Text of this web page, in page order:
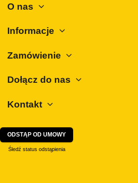
O nas
Informacje
Zamówienie
Dołącz do nas
Kontakt
ODSTĄP OD UMOWY
Śledź status odstąpienia